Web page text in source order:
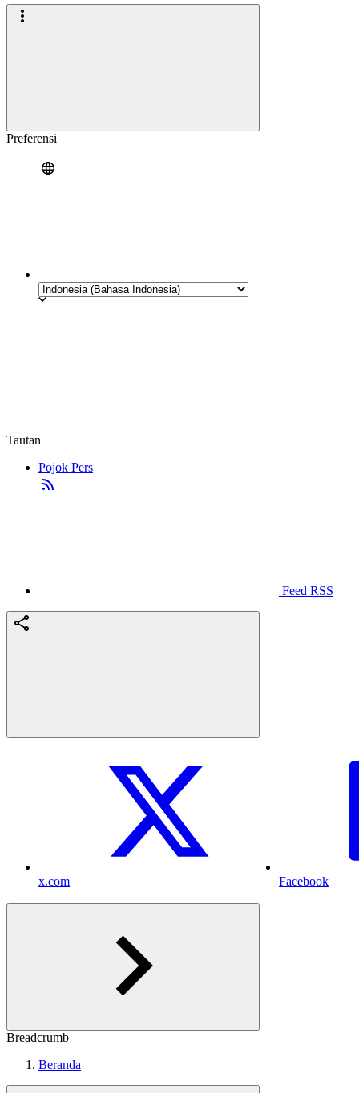
Preferensi
Tautan
Pojok Pers
Feed RSS
x.com Facebook
Breadcrumb
Beranda